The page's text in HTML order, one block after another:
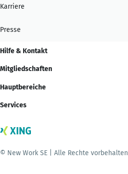
Karriere
Presse
Hilfe & Kontakt
Mitgliedschaften
Hauptbereiche
Services
© New Work SE | Alle Rechte vorbehalten